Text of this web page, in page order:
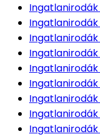
Ingatlanirodák
Ingatlanirodák
Ingatlanirodák
Ingatlanirodák
Ingatlanirodák
Ingatlanirodák
Ingatlanirodák
Ingatlanirodák
Ingatlanirodák